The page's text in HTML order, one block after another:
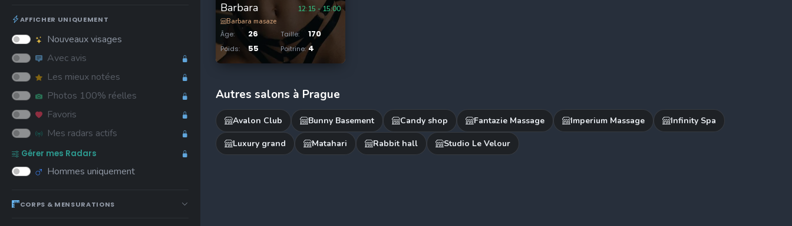
AFFICHER UNIQUEMENT
Nouveaux visages
Avec avis
Les mieux notées
Photos 100% réelles
Favoris
Mes radars actifs
Gérer mes Radars
Hommes uniquement
CORPS & MENSURATIONS
Barbara 12:15 -15:00
Barbara masaze
Âge: 26 Taille: 170
Poids: 55 Poitrine: 4
Autres salons à Prague
Avalon Club Bunny Basement Candy shop Fantazie Massage Imperium Massage Infinity Spa
Luxury grand Matahari Rabbit hall Studio Le Velour